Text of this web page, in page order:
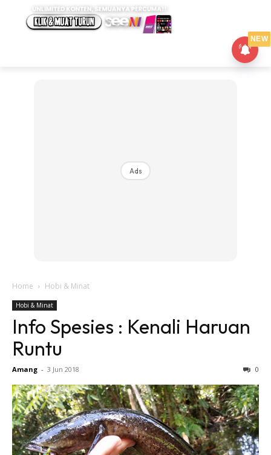
Ads
Home Hobi & Minat
Hobi & Minat
Info Spesies : Kenali Haruan
Runtu
Amang - 3 Jun 2018 0
NEW